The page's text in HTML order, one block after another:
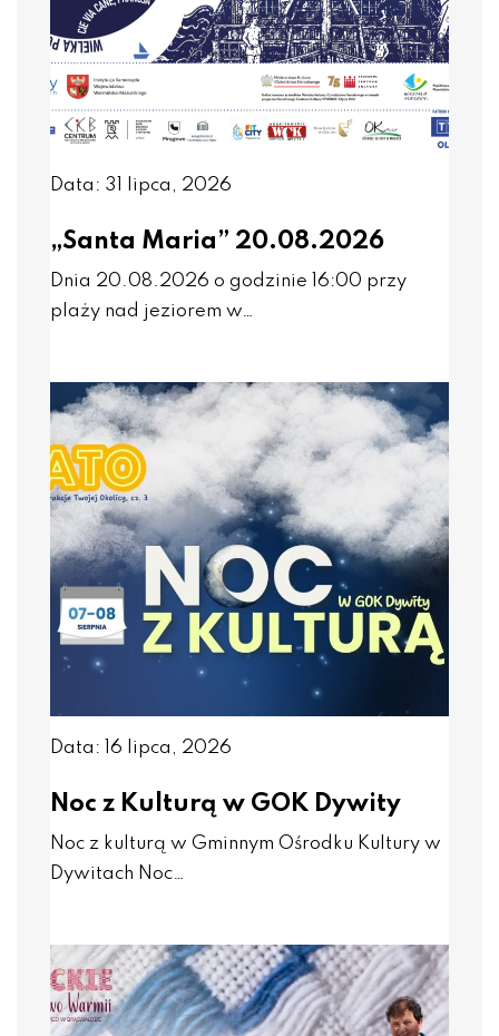
Data: 31 lipca, 2026
„Santa Maria” 20.08.2026
Dnia 20.08.2026 o godzinie 16:00 przy
plaży nad jeziorem w…
Data: 16 lipca, 2026
Noc z Kulturą w GOK Dywity
Noc z kulturą w Gminnym Ośrodku Kultury w
Dywitach Noc…